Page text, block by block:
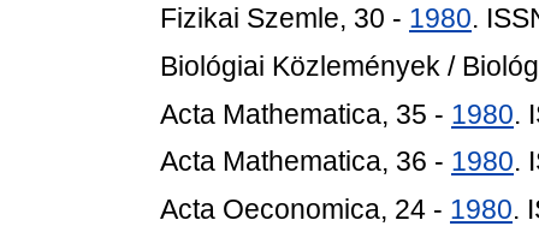
Fizikai Szemle, 30 - 1980.
Biológiai Közlemények /
Acta Mathematica, 35 - 1980.
Acta Mathematica, 36 - 1980.
Acta Oeconomica, 24 - 1980.